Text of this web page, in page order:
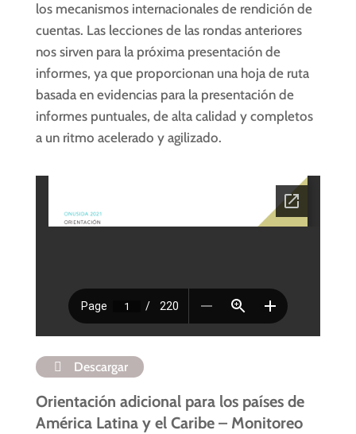
los mecanismos internacionales de rendición de
cuentas. Las lecciones de las rondas anteriores
nos sirven para la próxima presentación de
informes, ya que proporcionan una hoja de ruta
basada en evidencias para la presentación de
informes puntuales, de alta calidad y completos
a un ritmo acelerado y agilizado.
Descargar
Orientación adicional para los países de
América Latina y el Caribe – Monitoreo